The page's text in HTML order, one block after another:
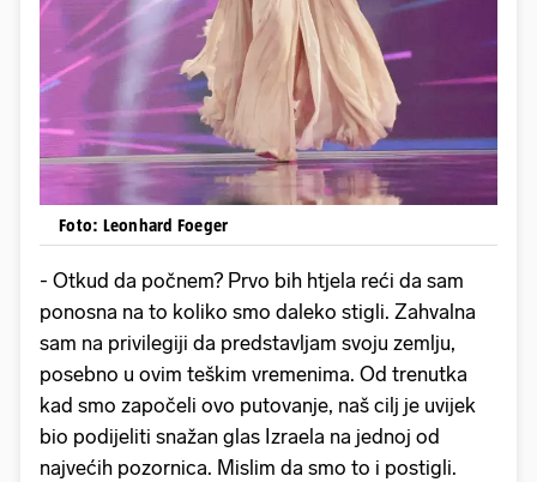
Foto: Leonhard Foeger
- Otkud da počnem? Prvo bih htjela reći da sam
ponosna na to koliko smo daleko stigli. Zahvalna
sam na privilegiji da predstavljam svoju zemlju,
posebno u ovim teškim vremenima. Od trenutka
kad smo započeli ovo putovanje, naš cilj je uvijek
bio podijeliti snažan glas Izraela na jednoj od
najvećih pozornica. Mislim da smo to i postigli.